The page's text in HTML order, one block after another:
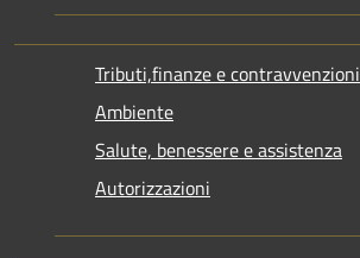
Tributi,finanze e contravvenzioni
Ambiente
Salute, benessere e assistenza
Autorizzazioni